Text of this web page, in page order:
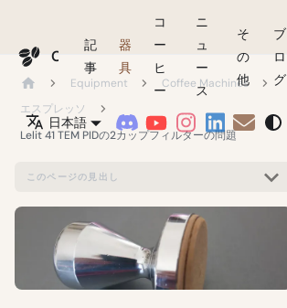
記
事
器
具
コ
ー
ヒ
ー
ニ
ュ
ー
ス
そ
の
他
ブ
ロ
グ
日本語
Equipment
Coffee Machines
エスプレッソ
Lelit 41 TEM PIDの2カップフィルターの問題
このページの見出し